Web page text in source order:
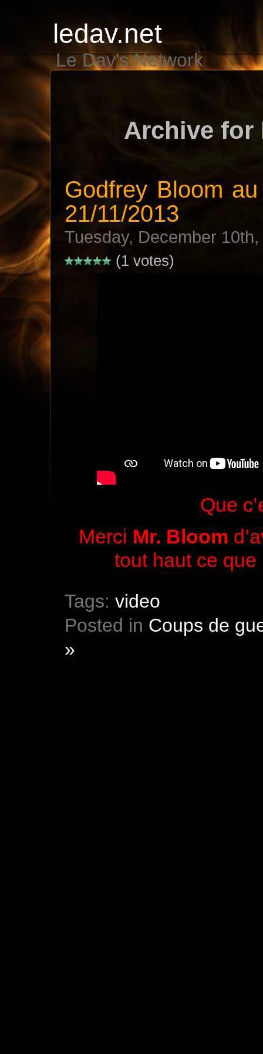
ledav.net
Le Dav's Network
Archive for
Godfrey Bloom
21/11/2013
Tuesday, December
(1 votes)
Que
Merci Mr. Bloom
tout haut ce
Tags: video
Posted in Coups de
»